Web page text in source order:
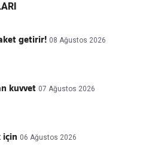
getirir! 08 Ağustos 2026
kuvvet 07 Ağustos 2026
için 06 Ağustos 2026